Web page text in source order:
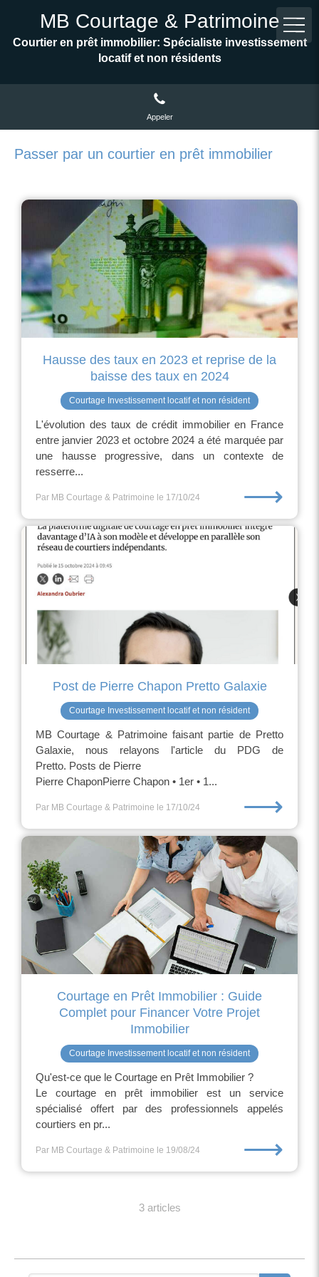
MB Courtage & Patrimoine
Courtier en prêt immobilier: Spécialiste investissement
locatif et non résidents
Appeler
Passer par un courtier en prêt immobilier
Hausse des taux en 2023 et reprise de la
baisse des taux en 2024
Courtage Investissement locatif et non résident
L'évolution des taux de crédit immobilier en France
entre janvier 2023 et octobre 2024 a été marquée par
une hausse progressive, dans un contexte de
resserre...
Par MB Courtage & Patrimoine le 17/10/24 ⟶
Post de Pierre Chapon Pretto Galaxie
Courtage Investissement locatif et non résident
MB Courtage & Patrimoine faisant partie de Pretto
Galaxie, nous relayons l'article du PDG de
Pretto. Posts de Pierre
Pierre ChaponPierre Chapon • 1er • 1...
Par MB Courtage & Patrimoine le 17/10/24 ⟶
Courtage en Prêt Immobilier : Guide
Complet pour Financer Votre Projet
Immobilier
Courtage Investissement locatif et non résident
Qu'est-ce que le Courtage en Prêt Immobilier ?
Le courtage en prêt immobilier est un service
spécialisé offert par des professionnels appelés
courtiers en pr...
Par MB Courtage & Patrimoine le 19/08/24 ⟶
3 articles